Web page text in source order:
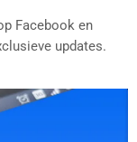
Facebook en
updates.